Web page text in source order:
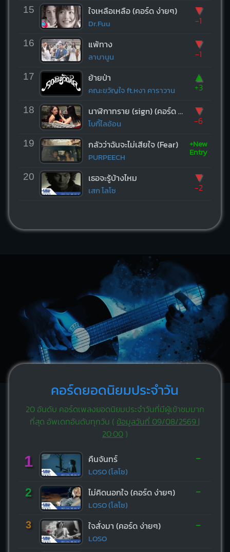
15 ใจเหลือเหลือ (คอร์ด ง่ายๆ)
Dr.Fuu
▼
-1
16 แพ้ทาง
ลาบานูน
▼
-1
17 ย้ายป่า
คณะขวัญใจ ft.หงา คาราวาน
▲
+3
18 นาฬิกาทราย (sign) (คอร์ด ง่ายๆ)
โบกี้ไลอ้อน
▼
-6
19 กลัวว่าฉันจะไม่เสียใจ (Fear)
PURPEECH
+New
Entry
20 เธอจะรู้บ้างไหม
เสก โลโซ
▼
-2
คอร์ดยอดนิยมประจำวัน
20 อันดับ คอร์ดเพลงยอดนิยมประจำวันที่มีผู้เข้าชมมาก
ที่สุด อัพเดทอันดับทุกวัน ( ข้อมูลวันที่ 09/08/2569 |
20:00)
1 คืนจันทร์
LOSO (โลโซ)
-
2 ไม่คิดนอกใจ (คอร์ด ง่ายๆ)
LOSO (โลโซ)
-
3 ใจสั่งมา (คอร์ด ง่ายๆ)
LOSO
-